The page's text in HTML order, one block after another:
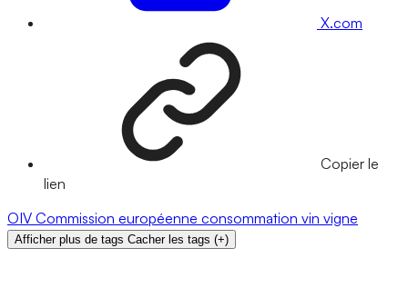
X.com
Copier le
lien
OIV Commission européenne consommation vin vigne
Afficher plus de tags Cacher les tags (+)